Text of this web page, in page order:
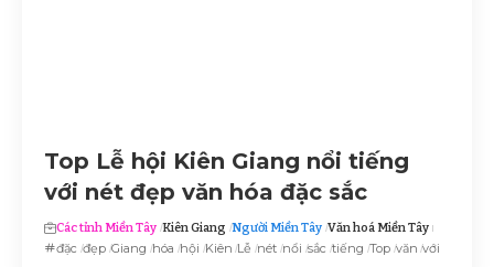
Top Lễ hội Kiên Giang nổi tiếng
với nét đẹp văn hóa đặc sắc
Các tỉnh Miền Tây Kiên Giang Người Miền Tây Văn hoá Miền Tây
đặc đẹp Giang hóa hội Kiên Lễ nét nổi sắc tiếng Top văn với